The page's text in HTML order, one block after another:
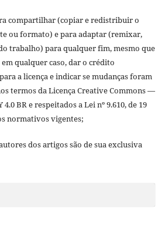
compartilhar (copiar e redistribuir o
ou formato) e para adaptar (remixar,
trabalho) para qualquer fim, mesmo que
qualquer caso, dar o crédito
a licença e indicar se mudanças foram
termos da Licença Creative Commons —
BR e respeitados a Lei nº 9.610, de 19
normativos vigentes;
dos artigos são de sua exclusiva